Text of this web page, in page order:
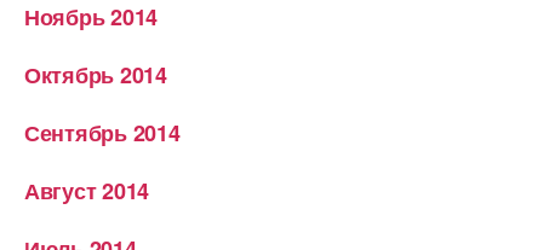
Ноябрь 2014
Октябрь 2014
Сентябрь 2014
Август 2014